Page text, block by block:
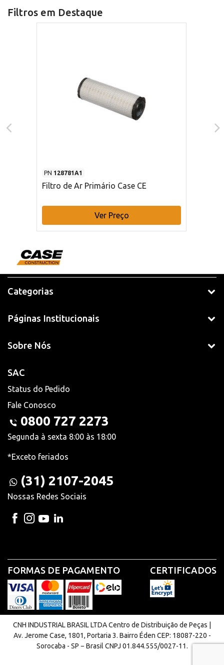
Filtros em Destaque
PN 128781A1
Filtro de Ar Primário Case CE
Ver Preço
Categorias
Páginas Institucionais
Sobre Nós
SAC
Status do Pedido
Fale Conosco
0800 727 2273
Segunda à sexta 8:00 às 18:00
*Exceto feriados
(31) 2107-2045
Nossas Redes Sociais
FORMAS DE PAGAMENTO CERTIFICADOS
CNH INDUSTRIAL BRASIL LTDA Centro de Distribuição de Peças |
Av. Jerome Case, 1801, Portaria 3. Bairro Éden CEP: 18087-220 -
Sorocaba - SP − Brasil CNPJ 01.844.555/0027-11.